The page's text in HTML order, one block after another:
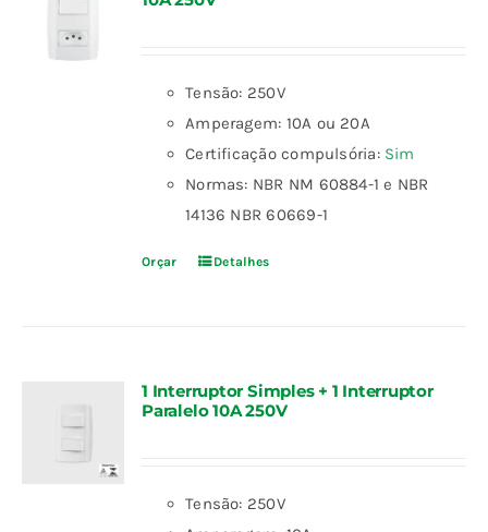
Tensão: 250V
Amperagem: 10A ou 20A
Certificação compulsória: Sim
Normas: NBR NM 60884-1 e NBR
14136 NBR 60669-1
Orçar Detalhes
1 Interruptor Simples + 1 Interruptor
Paralelo 10A 250V
Tensão: 250V